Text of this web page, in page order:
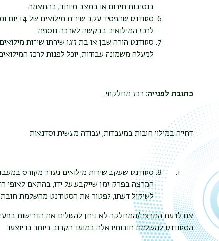
בנסיבות חירום או במצב מיוחד, בהתאמה.
סטודנט
לרכז המילואים בבקשה לארכה נוספת.
למעלה משמונה עבודות, יוכל לפנות לרכז
כתובת לפנייה: רכז מחלקתי.
דחייה במילוי חובות במעבדות, עבודה מעשית וסדנאות
סטודנט שעקב שירות מילואים נעדר מקורס
המרצה בפרק זמן שייקבע על ידו, בהתאם
לשיקול דעתו, לפטור את הסטודנט מהשלמת
אם לדעת המרצה/המחלקה לא ניתן להשלים את הדרישות
הסטודנט להשלמת חובותיו אלה במועד הקרוב ביותר בו יוצעו.